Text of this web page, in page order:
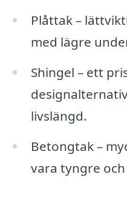
Plåttak –
med lägre
Shingel – ett
livslängd.
Betongtak –
vara tyngre